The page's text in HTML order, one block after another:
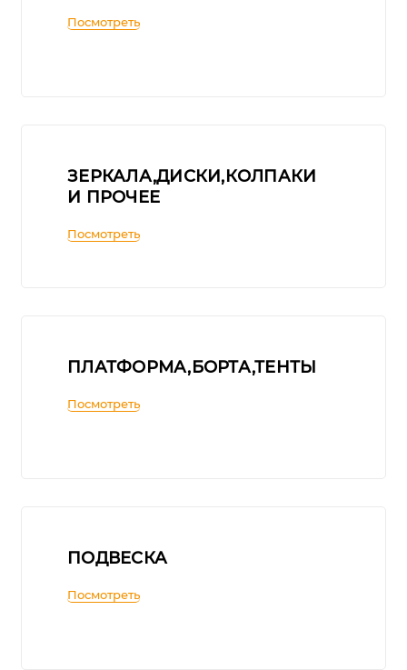
Посмотреть
ЗЕРКАЛА,ДИСКИ,КОЛПАКИ
И ПРОЧЕЕ
Посмотреть
ПЛАТФОРМА,БОРТА,ТЕНТЫ
Посмотреть
ПОДВЕСКА
Посмотреть